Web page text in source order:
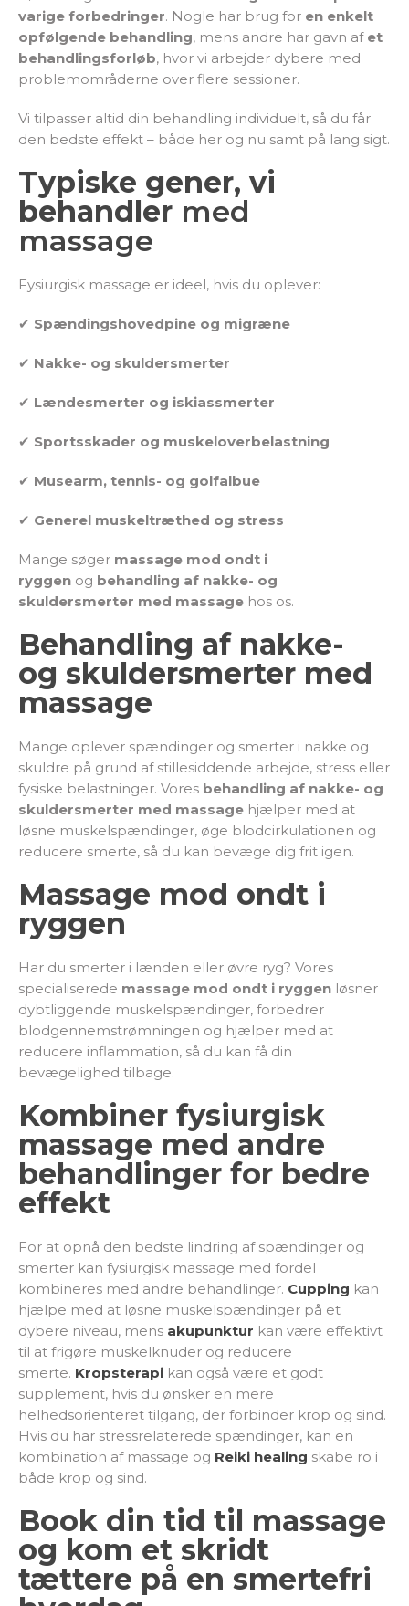
varige forbedringer. Nogle har brug for en enkelt
opfølgende behandling, mens andre har gavn af et
behandlingsforløb, hvor vi arbejder dybere med
problemområderne over flere sessioner.
Vi tilpasser altid din behandling individuelt, så du får
den bedste effekt – både her og nu samt på lang sigt.
Typiske gener, vi
behandler med
massage
Fysiurgisk massage er ideel, hvis du oplever:
✔ Spændingshovedpine og migræne
✔ Nakke- og skuldersmerter
✔ Lændesmerter og iskiassmerter
✔ Sportsskader og muskeloverbelastning
✔ Musearm, tennis- og golfalbue
✔ Generel muskeltræthed og stress
Mange søger massage mod ondt i
ryggen og behandling af nakke- og
skuldersmerter med massage hos os.
Behandling af nakke-
og skuldersmerter med
massage
Mange oplever spændinger og smerter i nakke og
skuldre på grund af stillesiddende arbejde, stress eller
fysiske belastninger. Vores behandling af nakke- og
skuldersmerter med massage hjælper med at
løsne muskelspændinger, øge blodcirkulationen og
reducere smerte, så du kan bevæge dig frit igen.
Massage mod ondt i
ryggen
Har du smerter i lænden eller øvre ryg? Vores
specialiserede massage mod ondt i ryggen løsner
dybtliggende muskelspændinger, forbedrer
blodgennemstrømningen og hjælper med at
reducere inflammation, så du kan få din
bevægelighed tilbage.
Kombiner fysiurgisk
massage med andre
behandlinger for bedre
effekt
For at opnå den bedste lindring af spændinger og
smerter kan fysiurgisk massage med fordel
kombineres med andre behandlinger. Cupping kan
hjælpe med at løsne muskelspændinger på et
dybere niveau, mens akupunktur kan være effektivt
til at frigøre muskelknuder og reducere
smerte. Kropsterapi kan også være et godt
supplement, hvis du ønsker en mere
helhedsorienteret tilgang, der forbinder krop og sind.
Hvis du har stressrelaterede spændinger, kan en
kombination af massage og Reiki healing skabe ro i
både krop og sind.
Book din tid til massage
og kom et skridt
tættere på en smertefri